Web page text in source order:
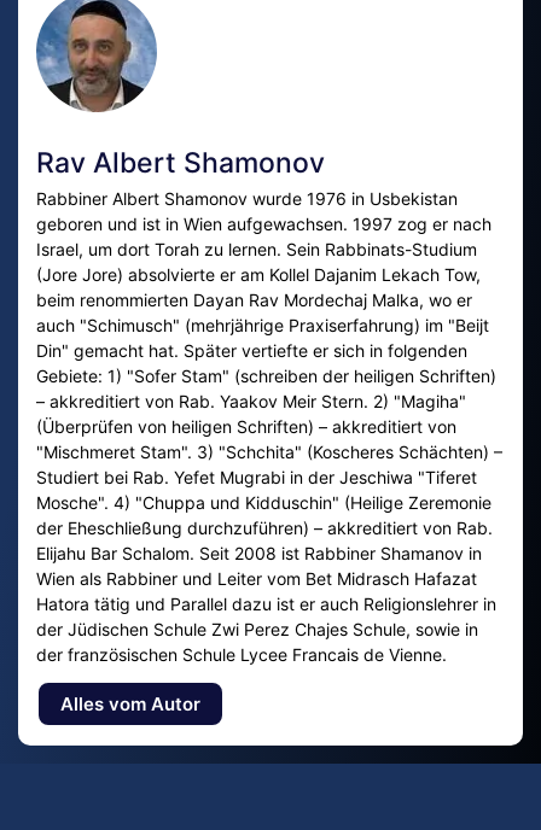
Rav Albert Shamonov
Rabbiner Albert Shamonov wurde 1976 in Usbekistan
geboren und ist in Wien aufgewachsen. 1997 zog er nach
Israel, um dort Torah zu lernen. Sein Rabbinats-Studium
(Jore Jore) absolvierte er am Kollel Dajanim Lekach Tow,
beim renommierten Dayan Rav Mordechaj Malka, wo er
auch "Schimusch" (mehrjährige Praxiserfahrung) im "Beijt
Din" gemacht hat. Später vertiefte er sich in folgenden
Gebiete: 1) "Sofer Stam" (schreiben der heiligen Schriften)
– akkreditiert von Rab. Yaakov Meir Stern. 2) "Magiha"
(Überprüfen von heiligen Schriften) – akkreditiert von
"Mischmeret Stam". 3) "Schchita" (Koscheres Schächten) –
Studiert bei Rab. Yefet Mugrabi in der Jeschiwa "Tiferet
Mosche". 4) "Chuppa und Kidduschin" (Heilige Zeremonie
der Eheschließung durchzuführen) – akkreditiert von Rab.
Elijahu Bar Schalom. Seit 2008 ist Rabbiner Shamanov in
Wien als Rabbiner und Leiter vom Bet Midrasch Hafazat
Hatora tätig und Parallel dazu ist er auch Religionslehrer in
der Jüdischen Schule Zwi Perez Chajes Schule, sowie in
der französischen Schule Lycee Francais de Vienne.
Alles vom Autor